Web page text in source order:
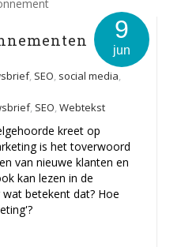
9
jun
, SEO, social media,
, SEO, Webtekst
kreet op
is het toverwoord
van nieuwe klanten en
kan lezen in de
wat betekent dat? Hoe